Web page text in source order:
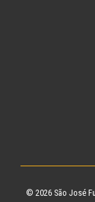
© 2026 São José